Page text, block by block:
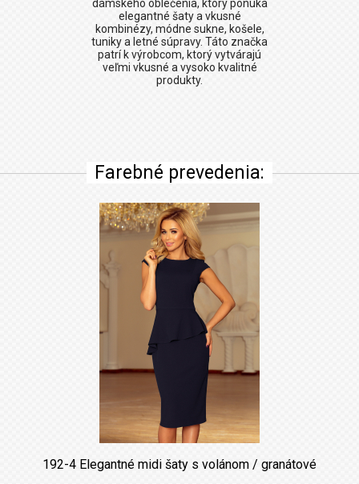
dámskeho oblečenia, ktorý ponúka
elegantné šaty a vkusné
kombinézy, módne sukne, košele,
tuniky a letné súpravy. Táto značka
patrí k výrobcom, ktorý vytvárajú
veľmi vkusné a vysoko kvalitné
produkty.
Farebné prevedenia:
192-4 Elegantné midi šaty s volánom / granátové